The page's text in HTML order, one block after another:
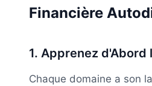
Financière
1. Apprenez d'Abord
Chaque domaine a son